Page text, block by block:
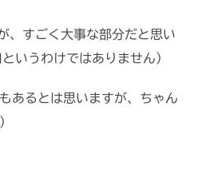
すごく大事な部分だと思い
いうわけではありません）
あるとは思いますが、ちゃん